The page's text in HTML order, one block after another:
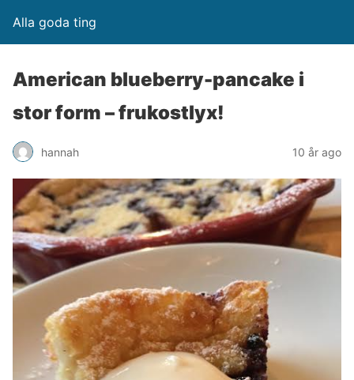
Alla goda ting
American blueberry-pancake i
stor form – frukostlyx!
hannah 10 år ago